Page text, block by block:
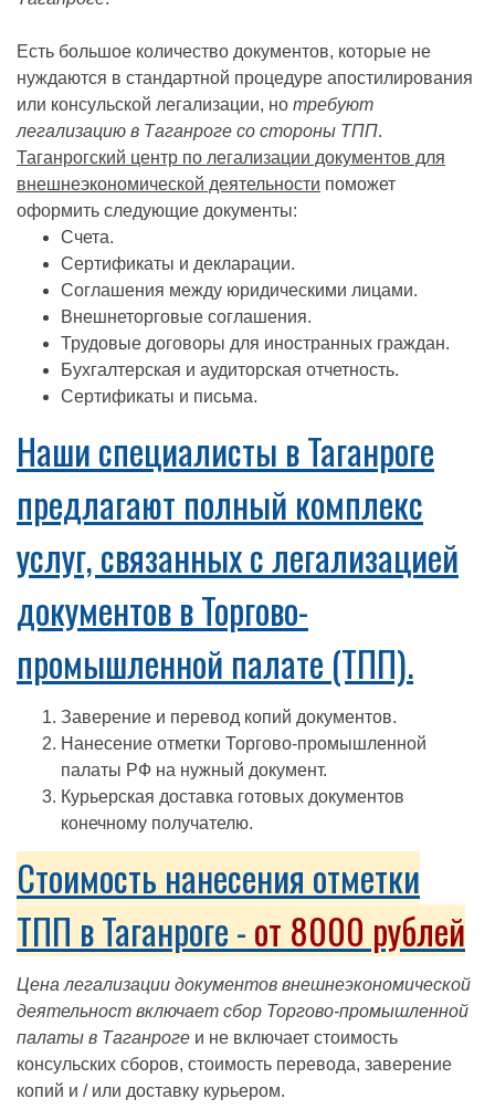
Есть большое количество документов, которые не
нуждаются в стандартной процедуре апостилирования
или консульской легализации, но требуют
легализацию в Таганроге со стороны ТПП.
Таганрогский центр по легализации документов для
внешнеэкономической деятельности поможет
оформить следующие документы:
Счета.
Сертификаты и декларации.
Соглашения между юридическими лицами.
Внешнеторговые соглашения.
Трудовые договоры для иностранных граждан.
Бухгалтерская и аудиторская отчетность.
Сертификаты и письма.
Наши специалисты в Таганроге
предлагают полный комплекс
услуг, связанных с легализацией
документов в Торгово-
промышленной палате (ТПП).
Заверение и перевод копий документов.
Нанесение отметки Торгово-промышленной
палаты РФ на нужный документ.
Курьерская доставка готовых документов
конечному получателю.
Стоимость нанесения отметки
ТПП в Таганроге -от 8000 рублей
Цена легализации документов внешнеэкономической
деятельност включает сбор Торгово-промышленной
палаты в Таганроге и не включает стоимость
консульских сборов, стоимость перевода, заверение
копий и / или доставку курьером.